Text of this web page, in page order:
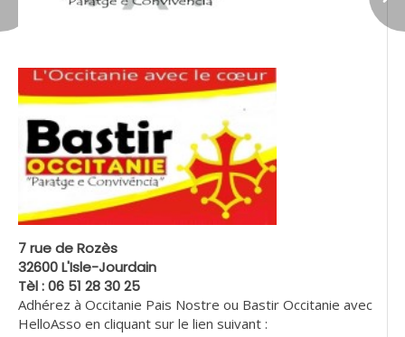
7 rue de Rozès
32600 L'Isle-Jourdain
Tèl : 06 51 28 30 25
Adhérez à Occitanie Pais Nostre ou Bastir Occitanie avec
HelloAsso en cliquant sur le lien suivant :